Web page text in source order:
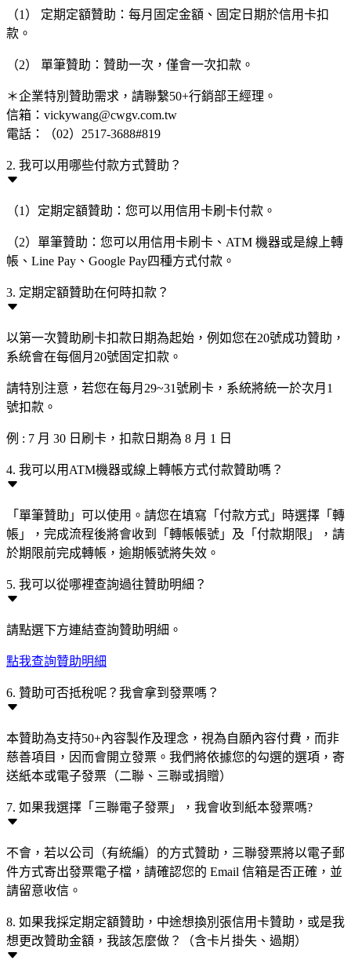
（1） 定期定額贊助：每月固定金額、固定日期於信用卡扣
款。
（2） 單筆贊助：贊助一次，僅會一次扣款。
＊企業特別贊助需求，請聯繫50+行銷部王經理。
信箱：vickywang@cwgv.com.tw
電話：（02）2517-3688#819
2. 我可以用哪些付款方式贊助？
（1）定期定額贊助：您可以用信用卡刷卡付款。
（2）單筆贊助：您可以用信用卡刷卡、ATM 機器或是線上轉
帳、Line Pay、Google Pay四種方式付款。
3. 定期定額贊助在何時扣款？
以第一次贊助刷卡扣款日期為起始，例如您在20號成功贊助，
系統會在每個月20號固定扣款。
請特別注意，若您在每月29~31號刷卡，系統將統一於次月1
號扣款。
例 : 7 月 30 日刷卡，扣款日期為 8 月 1 日
4. 我可以用ATM機器或線上轉帳方式付款贊助嗎？
「單筆贊助」可以使用。請您在填寫「付款方式」時選擇「轉
帳」，完成流程後將會收到「轉帳帳號」及「付款期限」，請
於期限前完成轉帳，逾期帳號將失效。
5. 我可以從哪裡查詢過往贊助明細？
請點選下方連結查詢贊助明細。
點我查詢贊助明細
6. 贊助可否抵稅呢？我會拿到發票嗎？
本贊助為支持50+內容製作及理念，視為自願內容付費，而非
慈善項目，因而會開立發票。我們將依據您的勾選的選項，寄
送紙本或電子發票（二聯、三聯或捐贈）
7. 如果我選擇「三聯電子發票」，我會收到紙本發票嗎?
不會，若以公司（有統編）的方式贊助，三聯發票將以電子郵
件方式寄出發票電子檔，請確認您的 Email 信箱是否正確，並
請留意收信。
8. 如果我採定期定額贊助，中途想換別張信用卡贊助，或是我
想更改贊助金額，我該怎麼做？（含卡片掛失、過期）